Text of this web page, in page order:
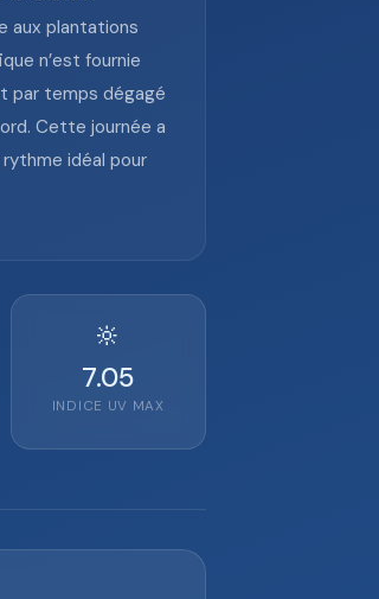
aux plantations
n’est fournie
par temps dégagé
Cette journée a
idéal pour
🔆
7.05
INDICE UV MAX